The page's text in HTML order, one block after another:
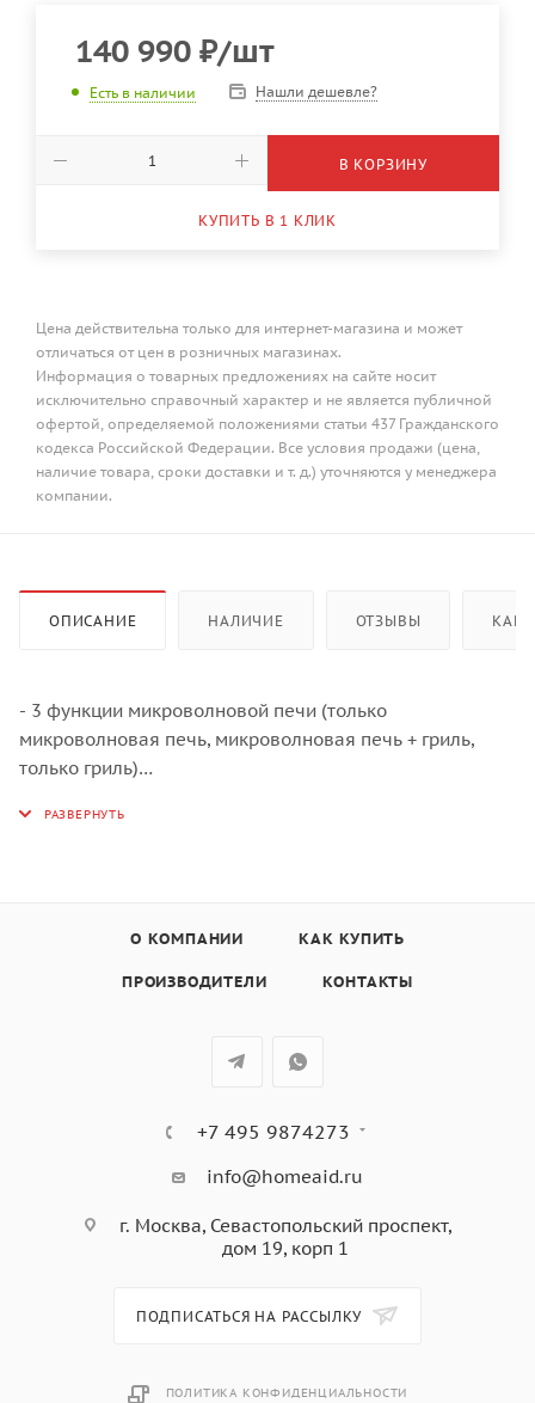
140 990 ₽/шт
Есть в наличии Нашли дешевле?
В КОРЗИНУ
КУПИТЬ В 1 КЛИК
Цена действительна только для интернет-магазина и может
отличаться от цен в розничных магазинах.
Информация о товарных предложениях на сайте носит
исключительно справочный характер и не является публичной
офертой, определяемой положениями статьи 437 Гражданского
кодекса Российской Федерации. Все условия продажи (цена,
наличие товара, сроки доставки и т. д.) уточняются у менеджера
компании.
ОПИСАНИЕ НАЛИЧИЕ ОТЗЫВЫ КАК
- 3 функции микроволновой печи (только
микроволновая печь, микроволновая печь + гриль,
только гриль)
- Мощность микроволновой печи 850 Вт
алюминиевых ручек управления.
керамической пластиной.
- Выбор дверной петли (см. модель)
- 1 решетка для жарки
О КОМПАНИИ КАК КУПИТЬ
ПРОИЗВОДИТЕЛИ КОНТАКТЫ
+7 495 9874273
info@homeaid.ru
г. Москва, Севастопольский проспект,
дом 19, корп 1
ПОДПИСАТЬСЯ НА РАССЫЛКУ
ПОЛИТИКА КОНФИДЕНЦИАЛЬНОСТИ